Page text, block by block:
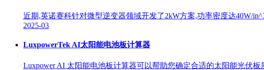
近期,英诺赛科针对微型逆变器领域开发了2kW方案,功率密度达40W/
2025-03
LuxpowerTek AI太阳能电池板计算器
Luxpower AI 太阳能电池板计算器可以帮助您确定合适的太阳能光伏